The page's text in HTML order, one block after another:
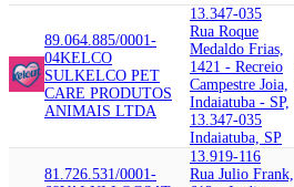
89.064.885/0001-
04KELCO
SULKELCO PET
CARE PRODUTOS
ANIMAIS LTDA
13.347-035
Rua Roque
Medaldo Frias,
1421 - Recreio
Campestre Joia,
Indaiatuba - SP,
13.347-035
Indaiatuba, SP
81.726.531/0001-
13.919-116
Rua Julio Frank,